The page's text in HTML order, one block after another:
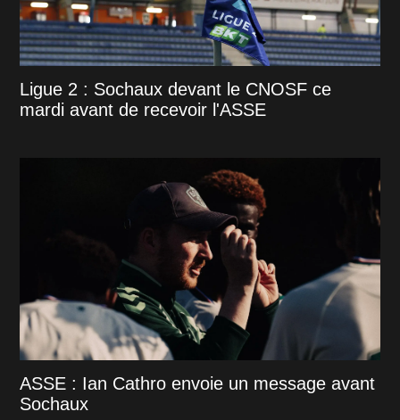
Ligue 2 : Sochaux devant le CNOSF ce
mardi avant de recevoir l'ASSE
ASSE : Ian Cathro envoie un message avant
Sochaux